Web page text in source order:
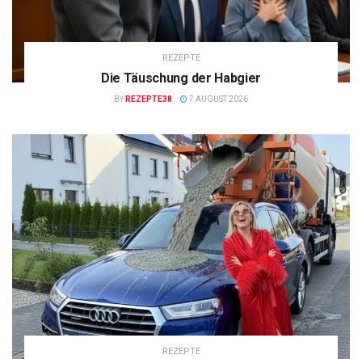
REZEPTE
Die Täuschung der Habgier
BY REZEPTE38 7 AUGUST 2026
REZEPTE